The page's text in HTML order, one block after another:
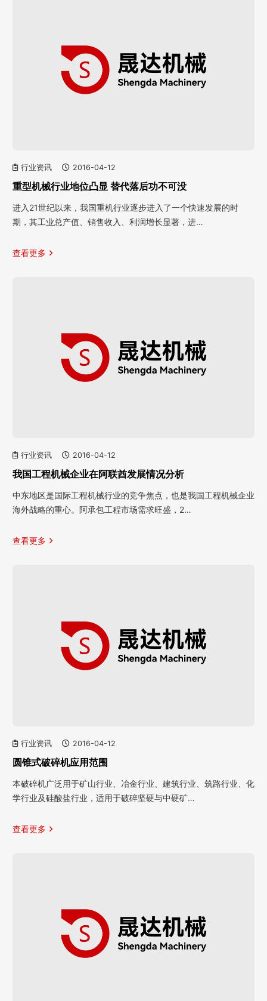
行业资讯 2016-04-12
重型机械行业地位凸显 替代落后功不可没
进入21世纪以来，我国重机行业逐步进入了一个快速发展的时
期，其工业总产值、销售收入、利润增长显著，进…
查看更多
行业资讯 2016-04-12
我国工程机械企业在阿联酋发展情况分析
中东地区是国际工程机械行业的竞争焦点，也是我国工程机械企业
海外战略的重心。阿承包工程市场需求旺盛，2…
查看更多
行业资讯 2016-04-12
圆锥式破碎机应用范围
本破碎机广泛用于矿山行业、冶金行业、建筑行业、筑路行业、化
学行业及硅酸盐行业，适用于破碎坚硬与中硬矿…
查看更多